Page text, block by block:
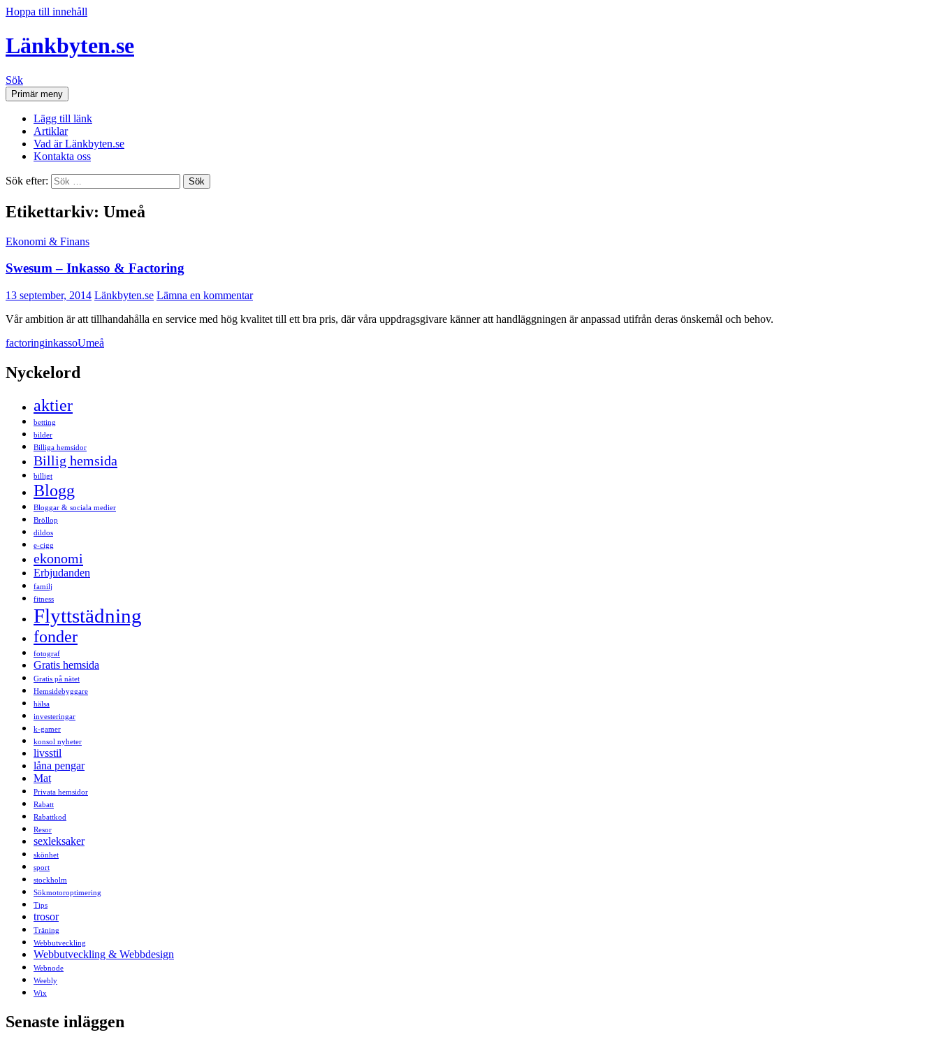
Hoppa till innehåll
Länkbyten.se
Sök
Primär meny
Lägg till länk
Artiklar
Vad är Länkbyten.se
Kontakta oss
Sök efter:
Etikettarkiv: Umeå
Ekonomi & Finans
Swesum – Inkasso & Factoring
13 september, 2014 Länkbyten.se Lämna en kommentar
Vår ambition är att tillhandahålla en service med hög kvalitet till ett bra pris, där våra uppdragsgivare känner att handläggningen är anpassad utifrån deras önskemål och behov.
factoringinkassoUmeå
Nyckelord
aktier
betting
bilder
Billiga hemsidor
Billig hemsida
billigt
Blogg
Bloggar & sociala medier
Bröllop
dildos
e-cigg
ekonomi
Erbjudanden
familj
fitness
Flyttstädning
fonder
fotograf
Gratis hemsida
Gratis på nätet
Hemsidebyggare
hälsa
investeringar
k-gamer
konsol nyheter
livsstil
låna pengar
Mat
Privata hemsidor
Rabatt
Rabattkod
Resor
sexleksaker
skönhet
sport
stockholm
Sökmotoroptimering
Tips
trosor
Träning
Webbutveckling
Webbutveckling & Webbdesign
Webnode
Weebly
Wix
Senaste inläggen